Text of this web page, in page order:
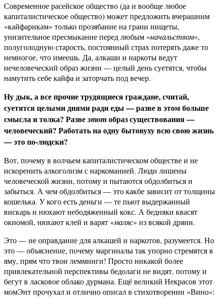
Современное расейское общество (да и вообще любое
капиталистическое общество) может предложить вчерашним
«кайфарикам» только прозябание на грани нищеты,
унизительное пресмыкание перед любым «начальством«,
полуголодную старость, постоянный страх потерять даже то
немногое, что имеешь. Да, алкаши и наркоты ведут
нечеловеческий образ жизни — целый день суетятся, чтобы
намутить себе кайфа и заторчать под вечер.
Ну дык, а все прочие трудящиеся граждане, считай,
суетятся целыми днями ради еды — разве в этом больше
смысла и толка? Развеэтотобраз существования —
человеческий? Работать на одну бытовуху всю свою жизнь
— это по-людски?
Вот, почему в волчьем капиталистическом обществе и не
искоренить алкоголизм с наркоманией. Люди лишены
человеческой жизни, потому и пытаются обдолбиться и
забыться. А чем обдолбиться — это какбе зависит от толщины
кошелька. У кого есть деньги — те пьют выдержанный
вискарь и нюхают небодяженный кокс. А бедняки квасят
окномой, нюхают клей и варят «маляс» из всякой дряни.
Это — не оправдание для алкашей и наркотов, разумеется. Но
это — объяснение, почему маргиналы так упорно стремятся в
яму, прям что твои лемминги! Просто никакой более
привлекательной перспективы бедолаги не видят, потому и
бегут в ласковое облако дурмана. Ещё великий Некрасов этот
момЭнт прочухал и отлично описал в стихотворении «Вино»: